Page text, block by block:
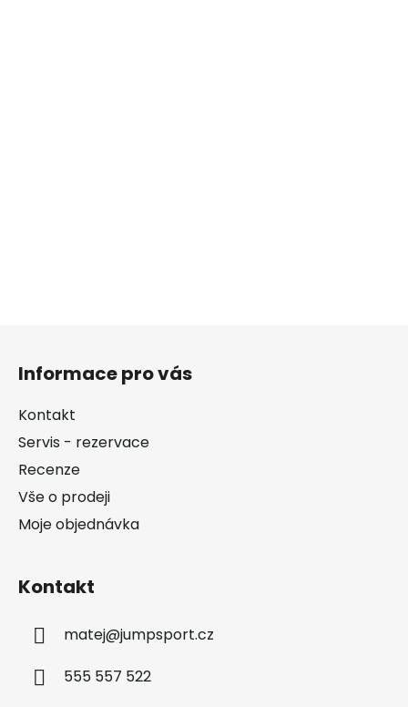
Informace pro vás
Kontakt
Servis - rezervace
Recenze
Vše o prodeji
Moje objednávka
Kontakt
matej@jumpsport.cz
555 557 522